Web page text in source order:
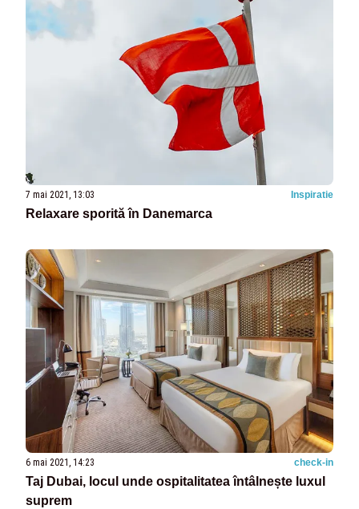
7 mai 2021, 13:03 Inspiratie
Relaxare sporită în Danemarca
6 mai 2021, 14:23 check-in
Taj Dubai, locul unde ospitalitatea întâlnește luxul
suprem